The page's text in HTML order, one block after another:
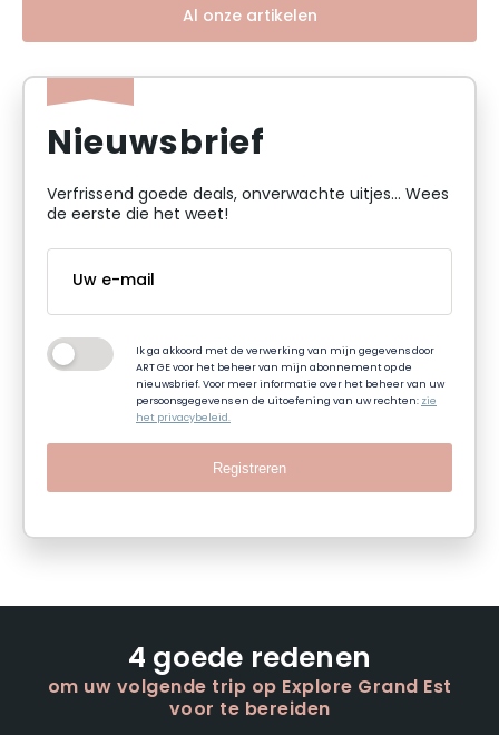
Al onze artikelen
Nieuwsbrief
Verfrissend goede deals, onverwachte uitjes... Wees
de eerste die het weet!
Ik ga akkoord met de verwerking van mijn gegevens door
ART GE voor het beheer van mijn abonnement op de
nieuwsbrief. Voor meer informatie over het beheer van uw
persoonsgegevens en de uitoefening van uw rechten:zie
het privacybeleid.
Registreren
4 goede redenen
om uw volgende trip op Explore Grand Est
voor te bereiden